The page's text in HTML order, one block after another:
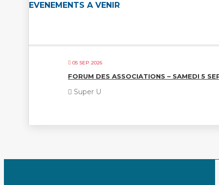
EVENEMENTS A VENIR
05 SEP 2026
FORUM DES ASSOCIATIONS – SAMEDI 5
Super U